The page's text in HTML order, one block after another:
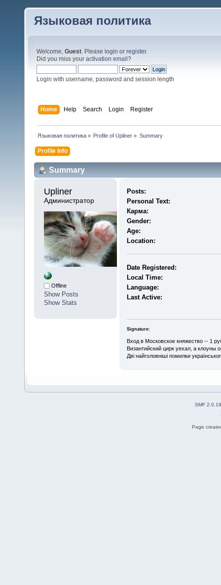
Языковая политика
Welcome, Guest. Please login or register.
Did you miss your activation email ?
Login with username, password and session length
Home Help Search Login Register
Языковая политика» Profile of Upliner » Summary
Profile Info
Summary
Upliner
Администратор
Offline
Show Posts
Show Stats
Posts:
Personal Text:
Карма:
Gender:
Age:
Location:
Date Registered:
Local Time:
Language:
Last Active:
Signature:
Вход в Московское княжество -- 1
Византийский цирк уехал, а клоуны
Дві найголовніші помилки
SMF 2.0.19
Page